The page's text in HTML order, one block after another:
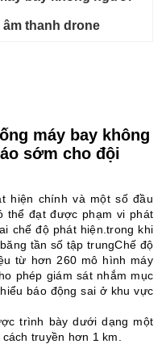
âm thanh drone
máy bay không
sớm cho đội
hiện chính và một số đầu
thể đạt được phạm vi phát
chế độ phát hiện.trong khi
tần số tập trungChế độ
từ hơn 260 mô hình máy
phép giám sát nhắm mục
báo động sai ở khu vực
trình bày dưới dạng một
truyền hơn 1 km.